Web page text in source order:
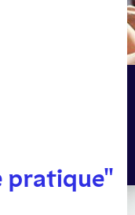
pratique"